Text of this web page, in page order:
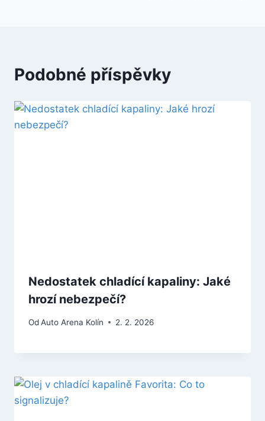
Podobné příspěvky
Nedostatek chladící kapaliny: Jaké
hrozí nebezpečí?
OdAuto Arena Kolín 2. 2. 2026